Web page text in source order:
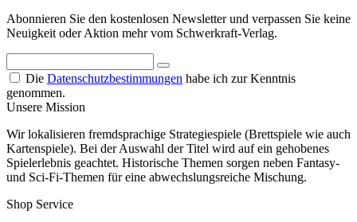
Abonnieren Sie den kostenlosen Newsletter und verpassen Sie keine
Neuigkeit oder Aktion mehr vom Schwerkraft-Verlag.
Die Datenschutzbestimmungen habe ich zur Kenntnis
genommen.
Unsere Mission
Wir lokalisieren fremdsprachige Strategiespiele (Brettspiele wie auch
Kartenspiele). Bei der Auswahl der Titel wird auf ein gehobenes
Spielerlebnis geachtet. Historische Themen sorgen neben Fantasy-
und Sci-Fi-Themen für eine abwechslungsreiche Mischung.
Shop Service